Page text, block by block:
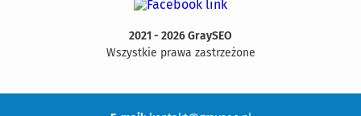
2021 - 2026 GraySEO
Wszystkie prawa zastrzeżone